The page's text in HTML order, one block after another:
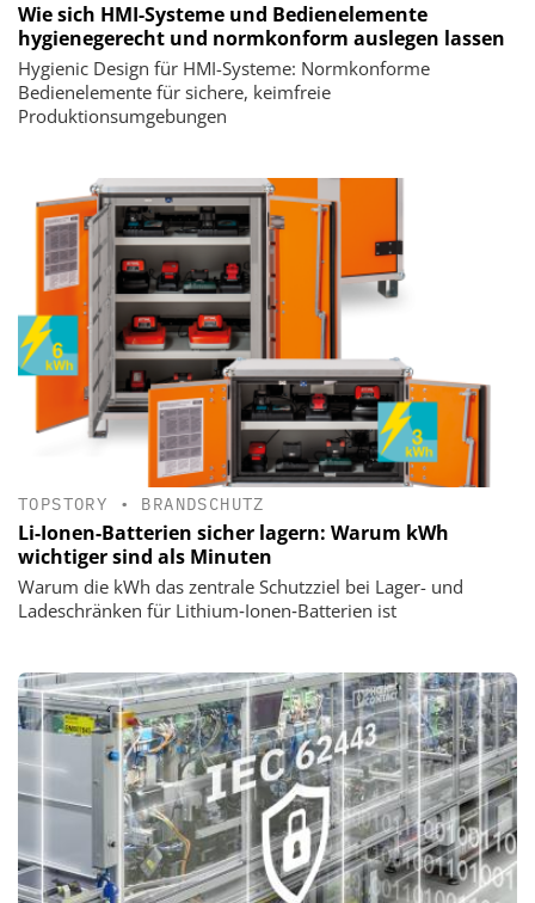
Wie sich HMI-Systeme und Bedienelemente
hygienegerecht und normkonform auslegen lassen
Hygienic Design für HMI-Systeme: Normkonforme
Bedienelemente für sichere, keimfreie
Produktionsumgebungen
TOPSTORY • BRANDSCHUTZ
Li-Ionen-Batterien sicher lagern: Warum kWh
wichtiger sind als Minuten
Warum die kWh das zentrale Schutzziel bei Lager- und
Ladeschränken für Lithium‑Ionen‑Batterien ist